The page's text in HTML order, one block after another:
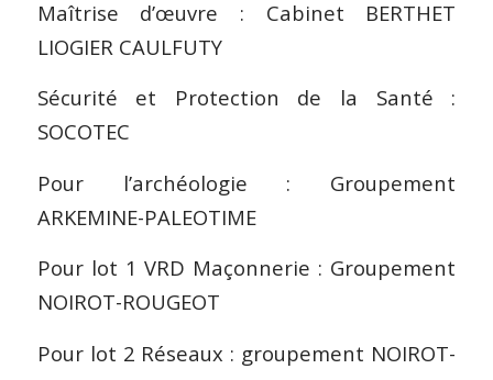
Maîtrise d’œuvre : Cabinet BERTHET
LIOGIER CAULFUTY
Sécurité et Protection de la Santé :
SOCOTEC
Pour l’archéologie : Groupement
ARKEMINE-PALEOTIME
Pour lot 1 VRD Maçonnerie : Groupement
NOIROT-ROUGEOT
Pour lot 2 Réseaux : groupement NOIROT-